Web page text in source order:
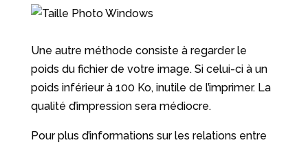
Une autre méthode consiste à regarder le
poids du fichier de votre image. Si celui-ci à un
poids inférieur à 100 Ko, inutile de l’imprimer. La
qualité d’impression sera médiocre.
Pour plus d’informations sur les relations entre